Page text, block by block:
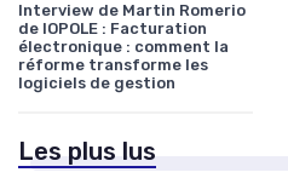
Interview de Martin Romerio
de IOPOLE : Facturation
électronique : comment la
réforme transforme les
logiciels de gestion
Les plus lus